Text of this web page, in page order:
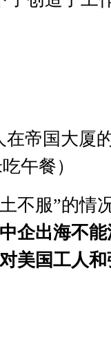
在帝国大厦
午餐）
不服”的情
中企出海不
美国工人